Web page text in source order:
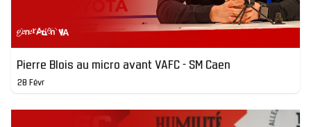
Pierre Blois au micro avant VAFC - SM Caen
28 Févr